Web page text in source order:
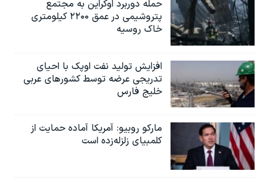
حمله دوربرد اوکراین به مجتمع
پتروشیمی در عمق ۲۲۰۰ کیلومتری
خاک روسیه
افزایش تولید نفت اوپک با احیای
تدریجی عرضه توسط کشورهای عربی
خلیج فارس
مارکو روبیو: آمریکا آماده حمایت از
کلمبیای زلزله‌زده است